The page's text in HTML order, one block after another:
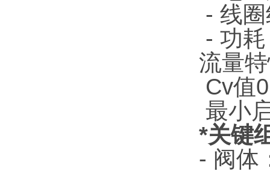
- 线
- 功
流量
Cv值
最小
*关键
- 阀体